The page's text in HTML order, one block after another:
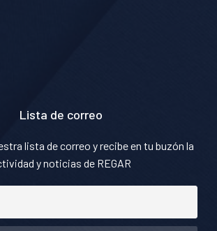
Lista de correo
lista de correo y recibe en tu buzón la
y noticias de REGAR